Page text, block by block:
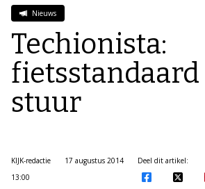
Nieuws
Techionista:
fietsstandaard
stuur
KIJK-redactie
17 augustus 2014
13:00
Deel dit artikel: